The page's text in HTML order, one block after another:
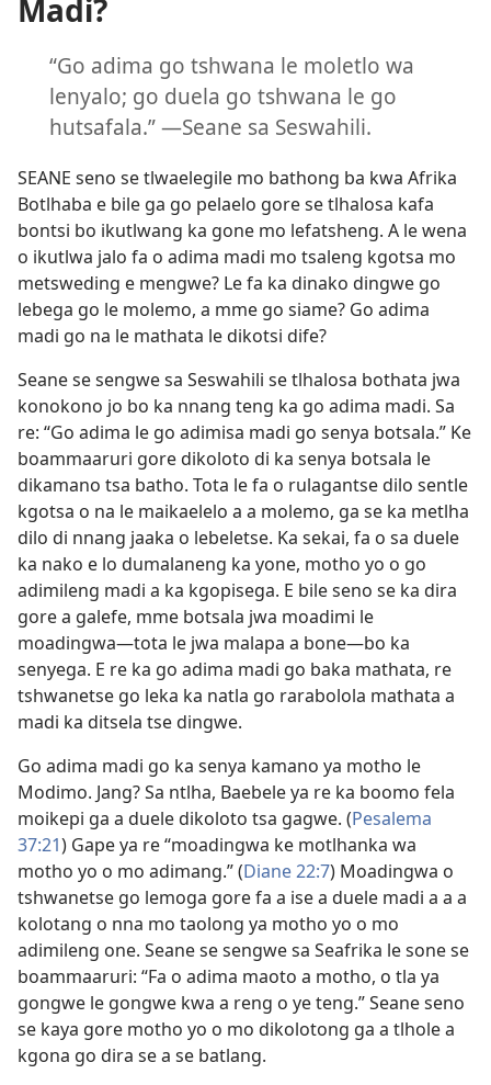
Madi?
“Go adima go tshwana le moletlo wa
lenyalo; go duela go tshwana le go
hutsafala.” —Seane sa Seswahili.
SEANE seno se tlwaelegile mo bathong ba kwa Afrika
Botlhaba e bile ga go pelaelo gore se tlhalosa kafa
bontsi bo ikutlwang ka gone mo lefatsheng. A le wena
o ikutlwa jalo fa o adima madi mo tsaleng kgotsa mo
metsweding e mengwe? Le fa ka dinako dingwe go
lebega go le molemo, a mme go siame? Go adima
madi go na le mathata le dikotsi dife?
Seane se sengwe sa Seswahili se tlhalosa bothata jwa
konokono jo bo ka nnang teng ka go adima madi. Sa
re: “Go adima le go adimisa madi go senya botsala.” Ke
boammaaruri gore dikoloto di ka senya botsala le
dikamano tsa batho. Tota le fa o rulagantse dilo sentle
kgotsa o na le maikaelelo a a molemo, ga se ka metlha
dilo di nnang jaaka o lebeletse. Ka sekai, fa o sa duele
ka nako e lo dumalaneng ka yone, motho yo o go
adimileng madi a ka kgopisega. E bile seno se ka dira
gore a galefe, mme botsala jwa moadimi le
moadingwa—tota le jwa malapa a bone—bo ka
senyega. E re ka go adima madi go baka mathata, re
tshwanetse go leka ka natla go rarabolola mathata a
madi ka ditsela tse dingwe.
Go adima madi go ka senya kamano ya motho le
Modimo. Jang? Sa ntlha, Baebele ya re ka boomo fela
moikepi ga a duele dikoloto tsa gagwe. (Pesalema
37:21) Gape ya re “moadingwa ke motlhanka wa
motho yo o mo adimang.” (Diane 22:7) Moadingwa o
tshwanetse go lemoga gore fa a ise a duele madi a a a
kolotang o nna mo taolong ya motho yo o mo
adimileng one. Seane se sengwe sa Seafrika le sone se
boammaaruri: “Fa o adima maoto a motho, o tla ya
gongwe le gongwe kwa a reng o ye teng.” Seane seno
se kaya gore motho yo o mo dikolotong ga a tlhole a
kgona go dira se a se batlang.